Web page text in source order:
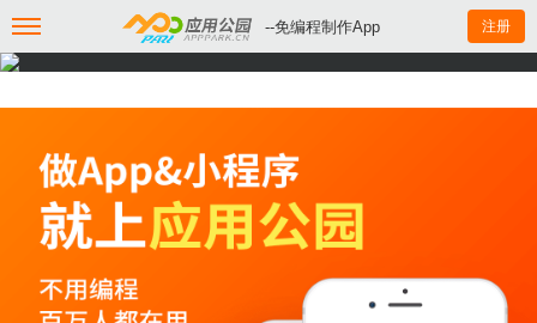
--免编程制作App 注册